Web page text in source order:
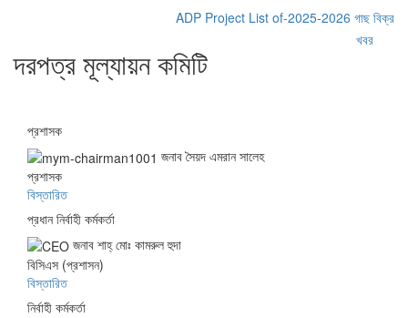
ADP Project List of-2025-2026 গাছ বিক্রয়ের
খবর
দরপত্র মূল্যায়ন কমিটি
প্রশাসক
জনাব সৈয়দ এমরান সালেহ
প্রশাসক
বিস্তারিত
প্রধান নির্বাহী কর্মকর্তা
জনাব শাহ্ মোঃ কামরুল হুদা
বিসিএস (প্রশাসন)
বিস্তারিত
নির্বাহী কর্মকর্তা